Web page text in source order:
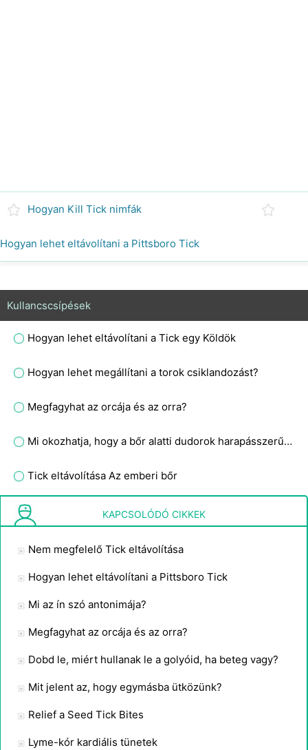
Hogyan Kill Tick nimfák
Hogyan lehet eltávolítani a Pittsboro Tick
Kullancscsípések
Hogyan lehet eltávolítani a Tick egy Köldök
Hogyan lehet megállítani a torok csiklandozást?
Megfagyhat az orcája és az orra?
Mi okozhatja, hogy a bőr alatti dudorok harapásszerűen megnyúlnak, és kipirosodnak és viszketnek?
Tick ​​eltávolítása Az emberi bőr
Hogyan kullancsok Feed?KAPCSOLÓDÓ CIKKEK
Nem megfelelő Tick eltávolítása
Hogyan lehet eltávolítani a Pittsboro Tick
Mi az ín szó antonimája?
Megfagyhat az orcája és az orra?
Dobd le, miért hullanak le a golyóid, ha beteg vagy?
Mit jelent az, hogy egymásba ütközünk?
Relief a Seed Tick Bites
Lyme-kór kardiális tünetek